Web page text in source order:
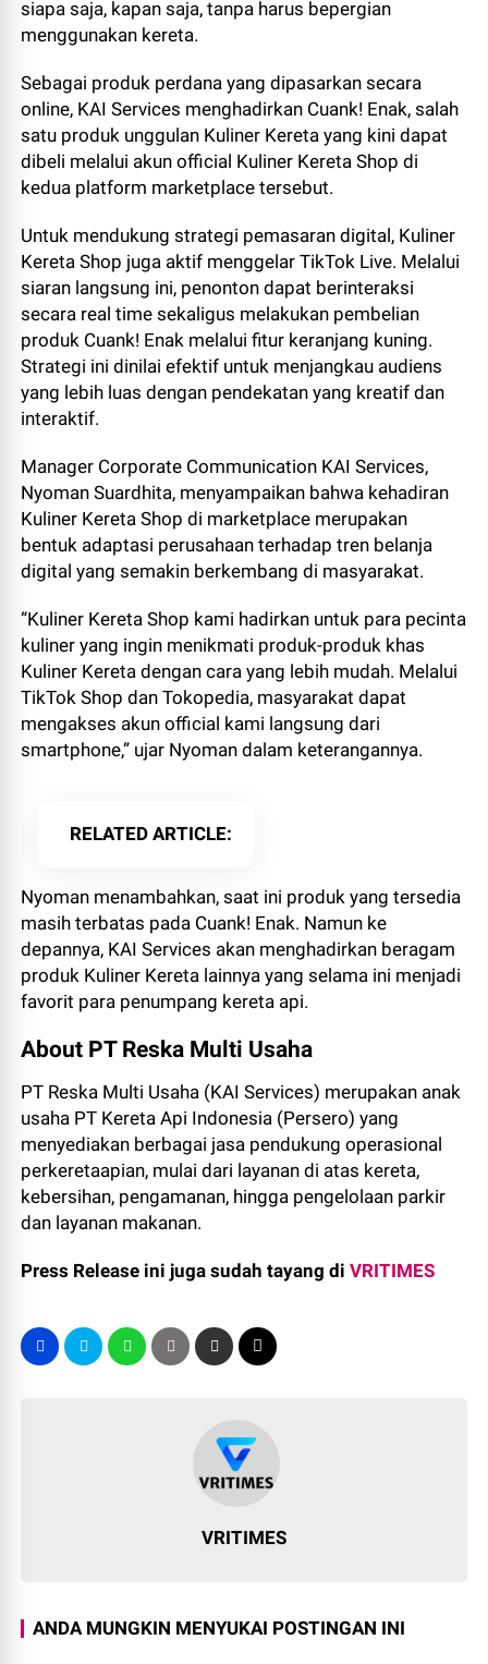
siapa saja, kapan saja, tanpa harus bepergian
menggunakan kereta.
Sebagai produk perdana yang dipasarkan secara
online, KAI Services menghadirkan Cuank! Enak, salah
satu produk unggulan Kuliner Kereta yang kini dapat
dibeli melalui akun official Kuliner Kereta Shop di
kedua platform marketplace tersebut.
Untuk mendukung strategi pemasaran digital, Kuliner
Kereta Shop juga aktif menggelar TikTok Live. Melalui
siaran langsung ini, penonton dapat berinteraksi
secara real time sekaligus melakukan pembelian
produk Cuank! Enak melalui fitur keranjang kuning.
Strategi ini dinilai efektif untuk menjangkau audiens
yang lebih luas dengan pendekatan yang kreatif dan
interaktif.
Manager Corporate Communication KAI Services,
Nyoman Suardhita, menyampaikan bahwa kehadiran
Kuliner Kereta Shop di marketplace merupakan
bentuk adaptasi perusahaan terhadap tren belanja
digital yang semakin berkembang di masyarakat.
“Kuliner Kereta Shop kami hadirkan untuk para pecinta
kuliner yang ingin menikmati produk-produk khas
Kuliner Kereta dengan cara yang lebih mudah. Melalui
TikTok Shop dan Tokopedia, masyarakat dapat
mengakses akun official kami langsung dari
smartphone,” ujar Nyoman dalam keterangannya.
RELATED ARTICLE
Nyoman menambahkan, saat ini produk yang tersedia
masih terbatas pada Cuank! Enak. Namun ke
depannya, KAI Services akan menghadirkan beragam
produk Kuliner Kereta lainnya yang selama ini menjadi
favorit para penumpang kereta api.
About PT Reska Multi Usaha
PT Reska Multi Usaha (KAI Services) merupakan anak
usaha PT Kereta Api Indonesia (Persero) yang
menyediakan berbagai jasa pendukung operasional
perkeretaapian, mulai dari layanan di atas kereta,
kebersihan, pengamanan, hingga pengelolaan parkir
dan layanan makanan.
Press Release ini juga sudah tayang diVRITIMES
VRITIMES
ANDA MUNGKIN MENYUKAI POSTINGAN INI